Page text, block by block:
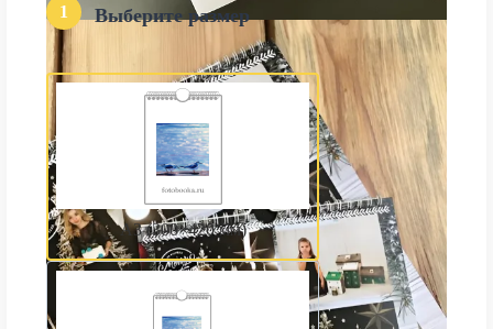
1 Выберите размер
А3 (300×420 мм)